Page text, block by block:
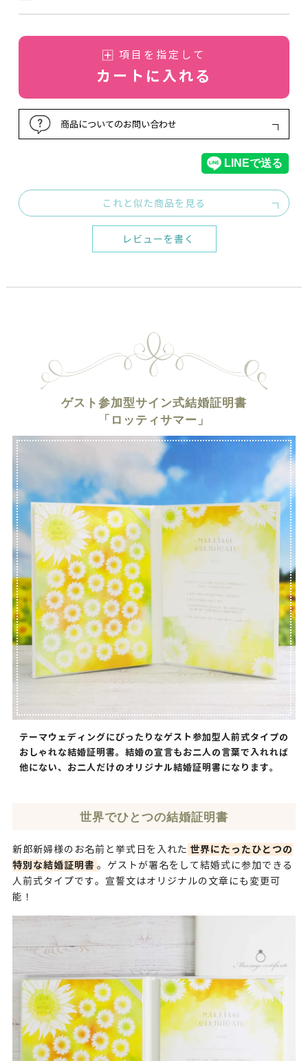
項目を指定して
カートに入れる
商品についてのお問い合わせ
これと似た商品を見る
レビューを書く
ゲスト参加型サイン式結婚証明書
「ロッティサマー」
テーマウェディングにぴったりなゲスト参加型人前式タイプの
おしゃれな結婚証明書。 結婚の宣言もお二人の言葉で入れれば
他にない、お二人だけのオリジナル結婚証明書になります。
世界でひとつの結婚証明書
新郎新婦様のお名前と挙式日を入れた 世界にたったひとつの
特別な結婚証明書 。ゲストが署名をして結婚式に参加できる
人前式タイプです。宣誓文はオリジナルの文章にも変更可
能！